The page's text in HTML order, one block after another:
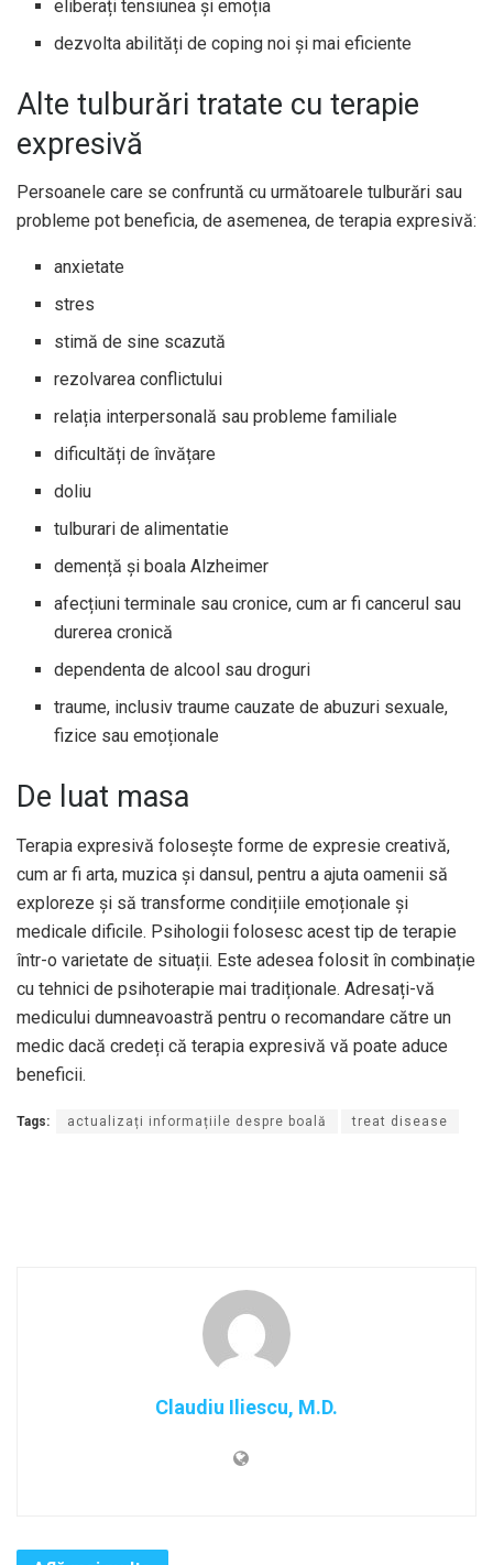
eliberați tensiunea și emoția
dezvolta abilități de coping noi și mai eficiente
Alte tulburări tratate cu terapie
expresivă
Persoanele care se confruntă cu următoarele tulburări sau
probleme pot beneficia, de asemenea, de terapia expresivă:
anxietate
stres
stimă de sine scazută
rezolvarea conflictului
relația interpersonală sau probleme familiale
dificultăți de învățare
doliu
tulburari de alimentatie
demență și boala Alzheimer
afecțiuni terminale sau cronice, cum ar fi cancerul sau
durerea cronică
dependenta de alcool sau droguri
traume, inclusiv traume cauzate de abuzuri sexuale,
fizice sau emoționale
De luat masa
Terapia expresivă folosește forme de expresie creativă,
cum ar fi arta, muzica și dansul, pentru a ajuta oamenii să
exploreze și să transforme condițiile emoționale și
medicale dificile. Psihologii folosesc acest tip de terapie
într-o varietate de situații. Este adesea folosit în combinație
cu tehnici de psihoterapie mai tradiționale. Adresați-vă
medicului dumneavoastră pentru o recomandare către un
medic dacă credeți că terapia expresivă vă poate aduce
beneficii.
Tags: actualizați informațiile despre boală treat disease
Claudiu Iliescu, M.D.